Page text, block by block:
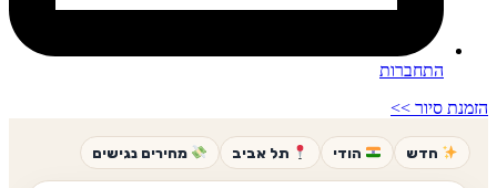
התחברות
הזמנת סיור >>
חדש הודי תל אביב מחירים נגישים